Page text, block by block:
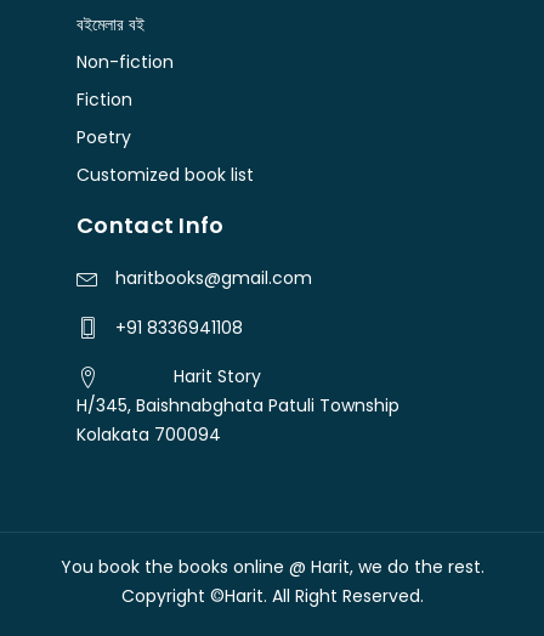
বইমেলার বই
Non-fiction
Fiction
Poetry
Customized book list
Contact Info
haritbooks@gmail.com
+91 8336941108
Harit Story
H/345, Baishnabghata Patuli Township
Kolakata 700094
You book the books online @ Harit, we do the rest.
Copyright ©Harit. All Right Reserved.
Free shipping over Rs. 300Dismiss